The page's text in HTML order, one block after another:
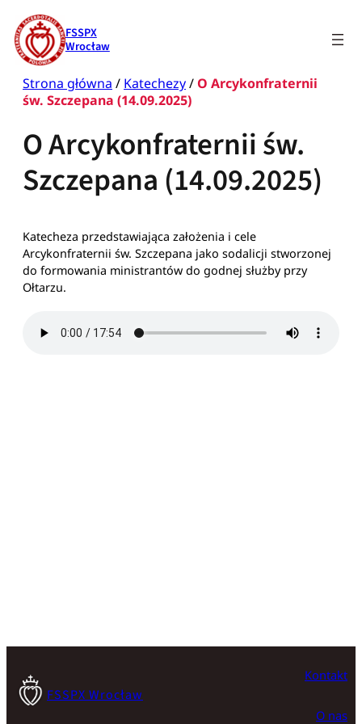
Przejdź
do
treści
FSSPX
Wrocław
Strona główna/Katechezy/O Arcykonfraternii
św. Szczepana (14.09.2025)
O Arcykonfraternii św.
Szczepana (14.09.2025)
Katecheza przedstawiająca założenia i cele
Arcykonfraternii św. Szczepana jako sodalicji stworzonej
do formowania ministrantów do godnej służby przy
Ołtarzu.
FSSPX Wrocław
Kontakt
O nas